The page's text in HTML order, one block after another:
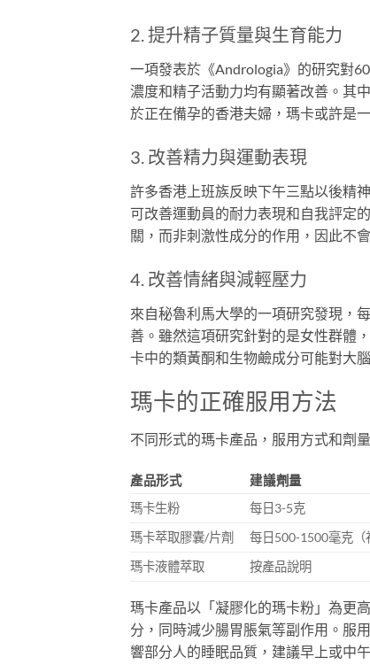
2. 提升精子質量與生育能力
一項發表於《Andrologia》的研究對
濃度和精子活動力均有顯著改善。其
於正在備孕的香港夫婦，瑪卡或許是
3. 改善精力與運動表現
許多香港上班族反映下午三點以後精
可改善運動員的耐力表現和自我評定
關，而非刺激性成分的作用，因此不
4. 改善情緒與減輕壓力
來自秘魯利馬大學的一項研究發現，
善。雖然這項研究針對的是女性群體
卡中的類黃酮和生物鹼成分可能對大
瑪卡的正確服用方法
不同形式的瑪卡產品，服用方式和劑
產品形式 建議劑量
瑪卡生粉
每日3-5克
瑪卡萃取膠囊/片劑
每日500-1500毫克（
瑪卡液體萃取
按產品說明
瑪卡產品以「凝膠化的瑪卡粉」為更
分，同時減少腸胃脹氣等副作用。服
響部分人的睡眠品質，建議早上或中